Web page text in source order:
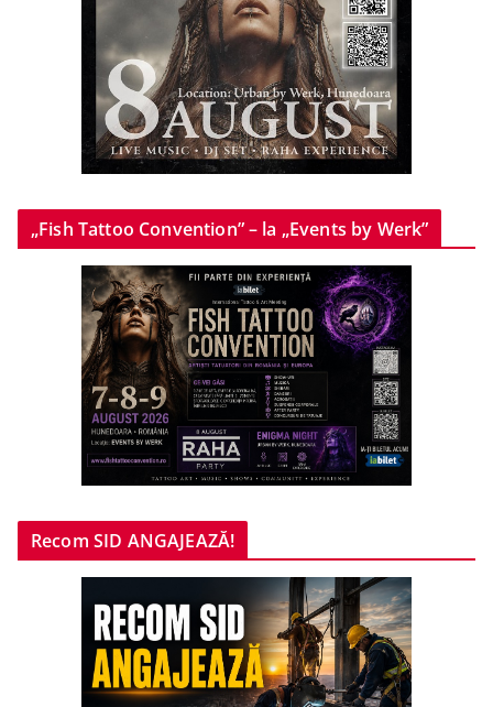
„Fish Tattoo Convention” – la „Events by Werk”
Recom SID ANGAJEAZĂ!